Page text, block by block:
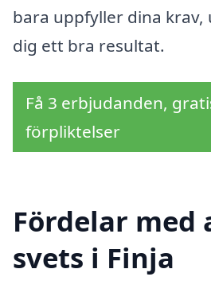
bara uppfyller dina krav,
dig ett bra resultat.
Få 3 erbjudanden,
förpliktelser
Fördelar med
svets i Finja